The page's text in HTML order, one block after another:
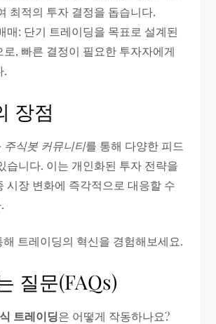
최적의 투자 결정을 돕습니다.
매: 단기 트레이딩을 목표로 설계된
로, 빠른 결정이 필요한 투자자에게
.
장점
주식봇 커뮤니티를 통해 다양한 피드
습니다. 이는 개인화된 투자 전략을
시장 변화에 즉각적으로 대응할 수
해 트레이딩의 혁신을 경험해보세요.
질문(FAQs)
트레이딩은 어떻게 작동하나요?